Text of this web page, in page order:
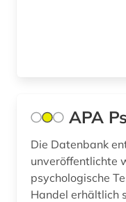
APA
Die Datenbank
unveröffentlichte
psychologische
Handel erhältlich